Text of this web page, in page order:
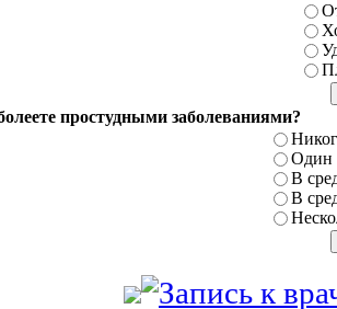
простудными заболеваниями?
Один
В
В